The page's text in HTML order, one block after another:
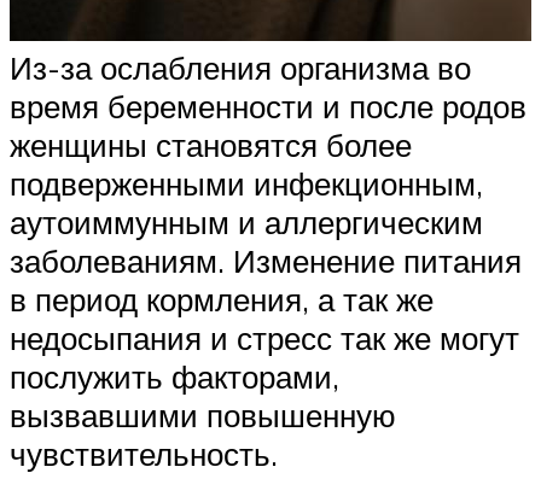
Из-за ослабления организма во
время беременности и после родов
женщины становятся более
подверженными инфекционным,
аутоиммунным и аллергическим
заболеваниям. Изменение питания
в период кормления, а так же
недосыпания и стресс так же могут
послужить факторами,
вызвавшими повышенную
чувствительность.